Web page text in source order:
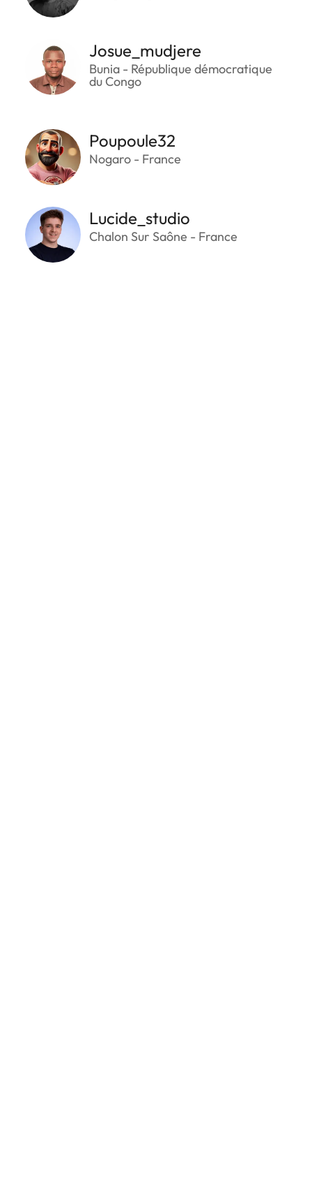
Josue_mudjere
Bunia - République démocratique
du Congo
Poupoule32
Nogaro - France
Lucide_studio
Chalon Sur Saône - France